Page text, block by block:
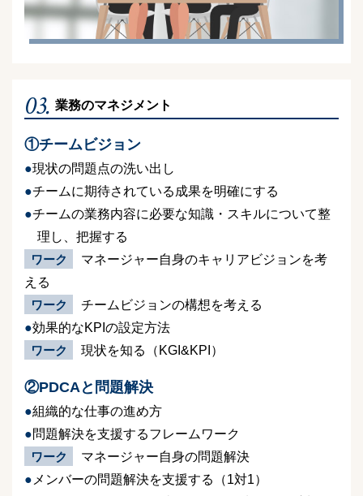
03. 業務のマネジメント
①チームビジョン
現状の問題点の洗い出し
チームに期待されている成果を明確にする
チームの業務内容に必要な知識・スキルについて整
理し、把握する
ワーク
マネージャー自身のキャリアビジョンを考
える
ワーク
チームビジョンの構想を考える
効果的なKPIの設定方法
ワーク
現状を知る（KGI&KPI）
②PDCAと問題解決
組織的な仕事の進め方
問題解決を支援するフレームワーク
ワーク
マネージャー自身の問題解決
メンバーの問題解決を支援する（1対1）